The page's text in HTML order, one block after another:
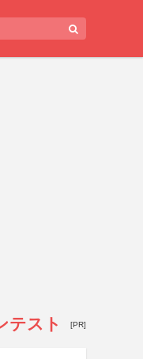
テスト [PR]